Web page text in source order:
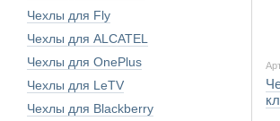
Чехлы для Fly
Чехлы для ALCATEL
Чехлы для OnePlus
Чехлы для LeTV
Чехлы для Blackberry